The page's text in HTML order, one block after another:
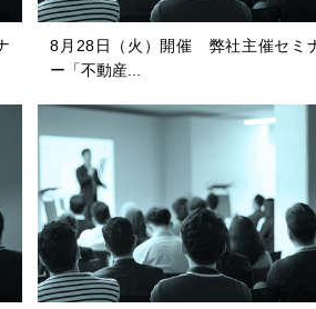
8月28日（火）開催 弊社主催セミ
ー「不動産...